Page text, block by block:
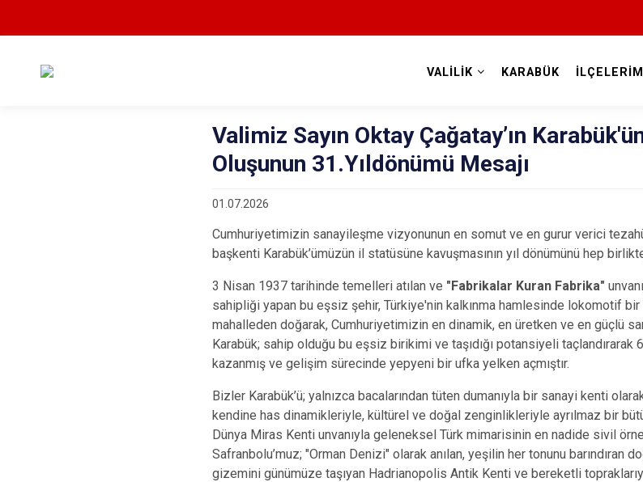
VALİLİK KARABÜK
Valimiz Sayın Oktay Çağatay’ın
Oluşunun 31.Yıldönümü Mesajı
01.07.2026
Cumhuriyetimizin sanayileşme vizyonunun en somut ve en gurur verici
başkenti Karabük’ümüzün il statüsüne kavuşmasının yıl dönümünü hep
3 Nisan 1937 tarihinde temelleri atılan ve "Fabrikalar Kuran Fabrika"
sahipliği yapan bu eşsiz şehir, Türkiye'nin kalkınma hamlesinde lokomotif
mahalleden doğarak, Cumhuriyetimizin en dinamik, en üretken ve en güçlü
Karabük; sahip olduğu bu eşsiz birikimi ve taşıdığı potansiyeli taçlandırarak
kazanmış ve gelişim sürecinde yepyeni bir ufka yelken açmıştır.
Bizler Karabük’ü; yalnızca bacalarından tüten dumanıyla bir sanayi kenti
kendine has dinamikleriyle, kültürel ve doğal zenginlikleriyle ayrılmaz bir
Dünya Miras Kenti unvanıyla geleneksel Türk mimarisinin en nadide sivil
Safranbolu’muz; "Orman Denizi" olarak anılan, yeşilin her tonunu barındıran
gizemini günümüze taşıyan Hadrianopolis Antik Kenti ve bereketli